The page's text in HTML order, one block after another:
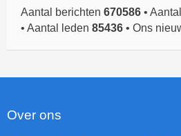
Aantal berichten 670586 •
• Aantal leden 85436 • Ons
Over ons